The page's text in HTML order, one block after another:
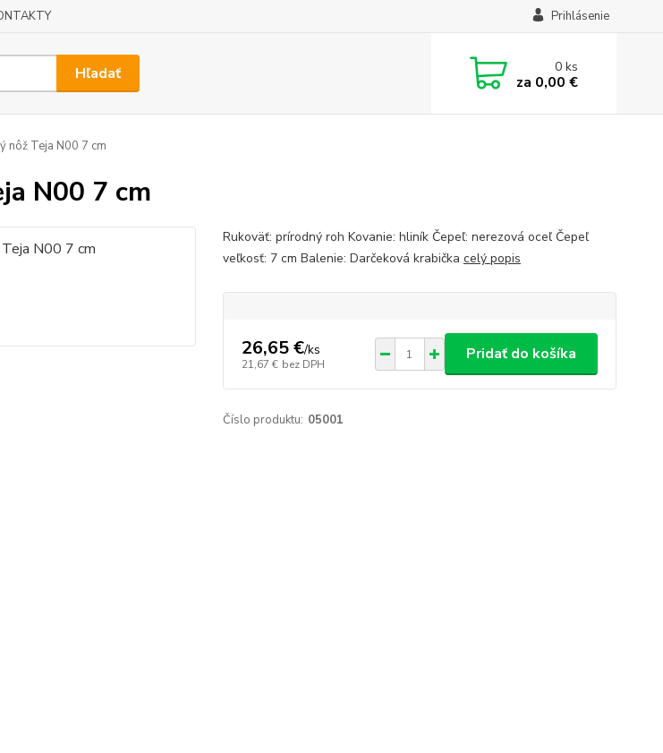
Prihlásenie
Hľadať 0ks
za 0,00 €
nôž Teja N00 7 cm
N00 7 cm
Rukoväť: prírodný roh Kovanie: hliník Čepeľ: nerezová oceľ Čepeľ
veľkosť: 7 cm Balenie: Darčeková krabička celý popis
26,65 €/ks
21,67 € bez DPH
Pridať do košíka
Číslo produktu: 05001